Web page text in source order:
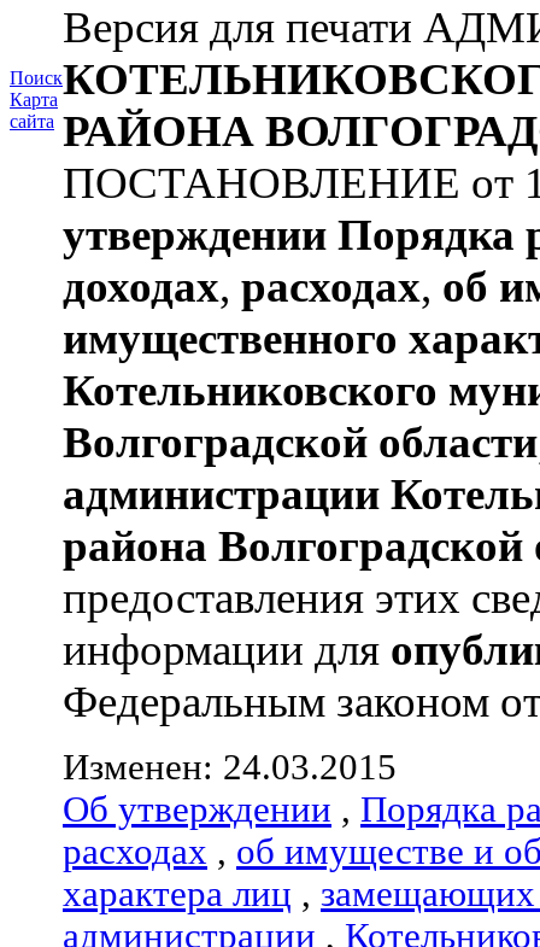
Поиск
Карта
сайта
Версия для печати
РАЙОНА
ПОСТАНОВЛЕНИЕ от
утверждении Порядка
доходах, расходах, об
имущественного
Котельниковского
Волгоградской области
администрации
района Волгоградской
предоставления этих
информации для
Федеральным законом
Изменен: 24.03.2015
Об утверждении , Порядка
расходах , об имуществе и
характера лиц , замещающих
администрации ,